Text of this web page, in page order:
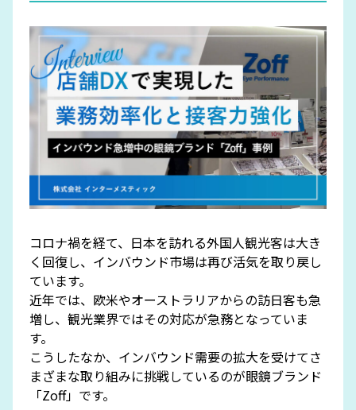
コロナ禍を経て、日本を訪れる外国人観光客は大き
く回復し、インバウンド市場は再び活気を取り戻し
ています。
近年では、欧米やオーストラリアからの訪日客も急
増し、観光業界ではその対応が急務となっていま
す。
こうしたなか、インバウンド需要の拡大を受けてさ
まざまな取り組みに挑戦しているのが眼鏡ブランド
「Zoff」です。